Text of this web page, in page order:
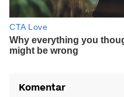
Komentar